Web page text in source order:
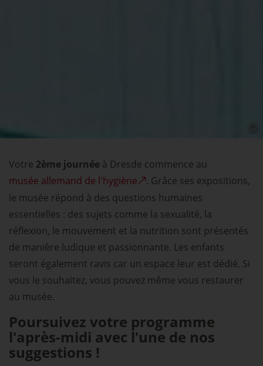
Votre 2ème journée à Dresde commence au
musée allemand de l'hygiène
. Grâce ses expositions,
le musée répond à des questions humaines
essentielles : des sujets comme la sexualité, la
réflexion, le mouvement et la nutrition sont présentés
de manière ludique et passionnante. Les enfants
seront également ravis car un espace leur est dédié. Si
vous le souhaitez, vous pouvez même vous restaurer
au musée.
Poursuivez votre programme
l'après-midi avec l'une de nos
suggestions !